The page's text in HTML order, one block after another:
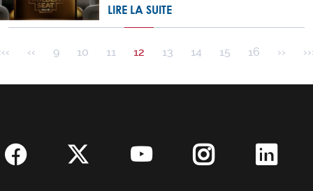
LIRE LA SUITE
Première page
‹‹ Page précédente
9 10 11 12 13 14 15 16 ››